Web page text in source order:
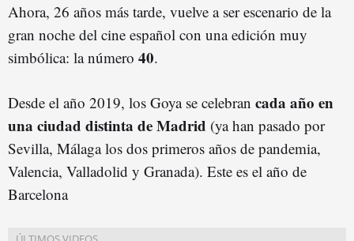
Ahora, 26 años más tarde, vuelve a ser escenario de la
gran noche del cine español con una edición muy
simbólica: la número 40.
Desde el año 2019, los Goya se celebran cada año en
una ciudad distinta de Madrid (ya han pasado por
Sevilla, Málaga los dos primeros años de pandemia,
Valencia, Valladolid y Granada). Este es el año de
Barcelona